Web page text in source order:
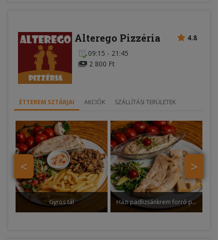
4.8
Alterego Pizzéria
09:15 - 21:45
2 800 Ft
ÉTTEREM SZTÁRJAI AKCIÓK SZÁLLÍTÁSI TERÜLETEK
>
<
Gyros tál Házi padlizsánkrem forró pizzapitával